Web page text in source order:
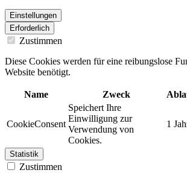
Einstellungen
Erforderlich
Zustimmen
Diese Cookies werden für eine reibungslose
Website benötigt.
Name Zweck
CookieConsent
Speichert Ihre
Einwilligung zur
Verwendung von
Cookies.
1
Statistik
Zustimmen